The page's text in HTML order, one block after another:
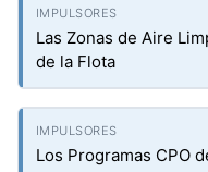
Las Zonas de Aire
de la Flota
Los Programas CPO